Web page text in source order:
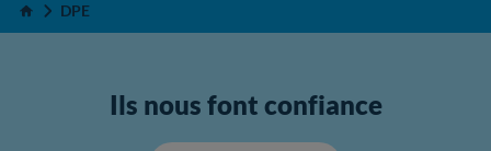
Accueil
DPE
Ils nous font confiance